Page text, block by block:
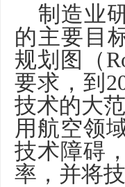
制造业
的主要目
规划图（
要求，到
技术的大
用航空领
技术障碍
率，并将